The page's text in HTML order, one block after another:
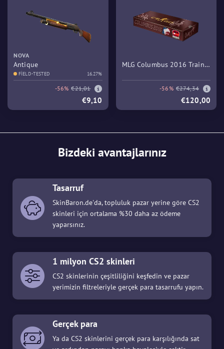
NOVA
Antique
FIELD-TESTED 16.27%
-56% €21,01
€9,10
MLG Columbus 2016 Train
-56% €274,34
€120,00
Bizdeki avantajlarınız
Tasarruf
SkinBaron.de'da, topluluk pazar yerine göre CS2
skinleri için ortalama %30 daha az ödeme
yaparsınız.
1 milyon CS2 skinleri
CS2 skinlerinin çeşitliliğini keşfedin ve pazar
yerimizin filtreleriyle gerçek para tasarrufu yapın.
Gerçek para
Ya da CS2 skinlerini gerçek para karşılığında sat